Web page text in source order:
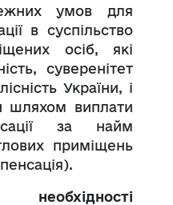
умов для
в суспільство
осіб, які
суверенітет
України, і
шляхом виплати
за найм
приміщень